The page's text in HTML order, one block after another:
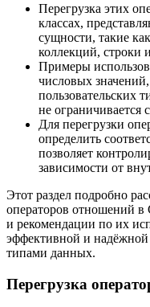
Перегрузка этих
классах,
сущности, такие
коллекций, строки
Примеры
числовых
пользовательских
не
Для перегрузки
определить
позволяет
зависимости от
Этот раздел подробно
операторов отношений в
и рекомендации по их
эффективной и надёжной
типами данных.
Перегрузка